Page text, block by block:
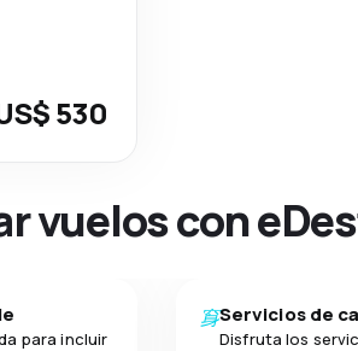
530
vuelos con
para incluir
Servicios de
Disfruta los